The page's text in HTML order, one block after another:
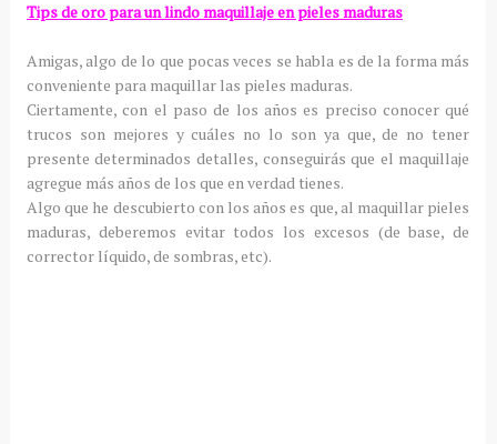
Tips de oro para un lindo maquillaje en pieles maduras
Amigas, algo de lo que pocas veces se habla es de la forma más
conveniente para maquillar las pieles maduras.
Ciertamente, con el paso de los años es preciso conocer qué
trucos son mejores y cuáles no lo son ya que, de no tener
presente determinados detalles, conseguirás que el maquillaje
agregue más años de los que en verdad tienes.
Algo que he descubierto con los años es que, al maquillar pieles
maduras, deberemos evitar todos los excesos (de base, de
corrector líquido, de sombras, etc).